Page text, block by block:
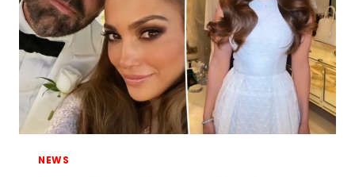
LE
THÈME
DU
ZODIAQUE
POUR
LA
PREMIÈRE
NEWS